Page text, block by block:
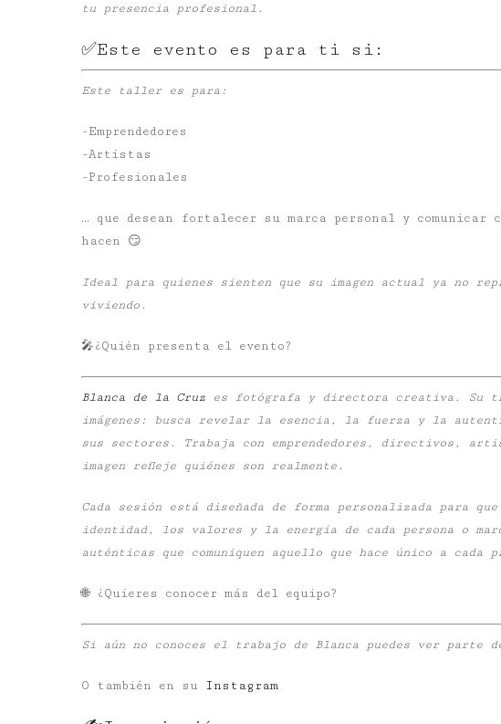
tu presencia profesional.
✅Este evento es para ti si:
Este taller es para:
-Emprendedores
-Artistas
-Profesionales
… que desean fortalecer su marca personal y comunicar
hacen 😏
Ideal para quienes sienten que su imagen actual ya no
viviendo.
🎤¿Quién presenta el evento?
Blanca de la Cruz es fotógrafa y directora creativa. Su
imágenes: busca revelar la esencia, la fuerza y la
sus sectores. Trabaja con emprendedores, directivos,
imagen refleje quiénes son realmente.
Cada sesión está diseñada de forma personalizada para
identidad, los valores y la energía de cada persona o
auténticas que comuniquen aquello que hace único a
🌐 ¿Quieres conocer más del equipo?
Si aún no conoces el trabajo de Blanca puedes ver parte
O también en su Instagram